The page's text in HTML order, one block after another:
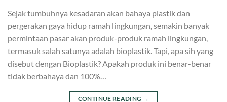
Sejak tumbuhnya kesadaran akan bahaya plastik dan
pergerakan gaya hidup ramah lingkungan, semakin banyak
permintaan pasar akan produk-produk ramah lingkungan,
termasuk salah satunya adalah bioplastik. Tapi, apa sih yang
disebut dengan Bioplastik? Apakah produk ini benar-benar
tidak berbahaya dan 100%…
CONTINUE READING →